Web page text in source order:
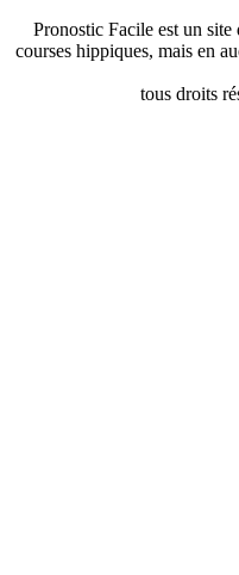
Pronostic Facile est un
courses hippiques, mais en
tous droits